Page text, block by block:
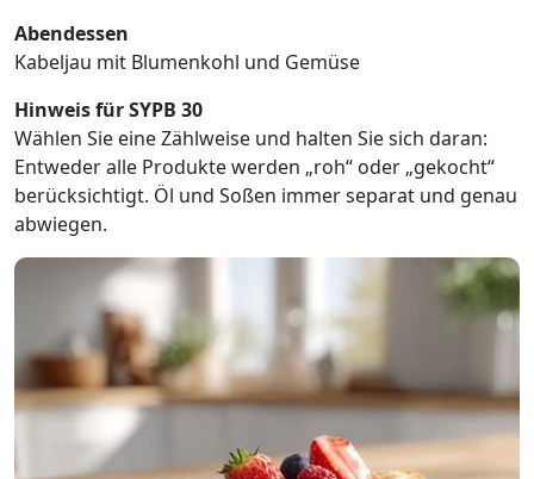
Abendessen
Kabeljau mit Blumenkohl und Gemüse
Hinweis für SYPB 30
Wählen Sie eine Zählweise und halten Sie sich daran:
Entweder alle Produkte werden „roh“ oder „gekocht“
berücksichtigt. Öl und Soßen immer separat und genau
abwiegen.